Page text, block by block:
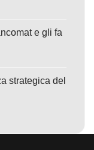
e gli fa
strategica del